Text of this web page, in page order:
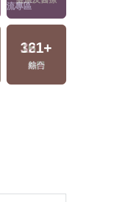
流專區
321+
綜合